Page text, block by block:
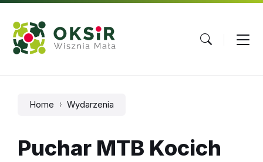
Skip
content
Skip
main
navigation
Skip
footer
Home Wydarzenia
Puchar MTB Kocich